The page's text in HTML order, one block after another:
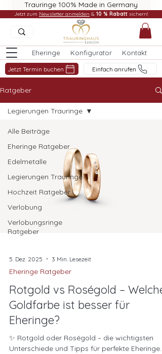
Trauringe 100% Made in Germany
Eheringe Konfigurator Kontakt
Jetzt Termin buchen Einfach anrufen
Jetzt zum Newsletter anmelden & 10 % Rabatt sichern!
Ratgeber
Alle Beiträge
Eheringe Ratgeber
Edelmetalle
Legierungen Trauringe
Hochzeit Ratgeber
Verlobung
Verlobungsringe
Ratgeber
Legierungen Trauringe
5. Dez. 2025 3 Min. Lesezeit
Eheringe Ratgeber
Rotgold vs Roségold – Welche
Goldfarbe ist besser für
Eheringe?
✨ Rotgold oder Roségold – die wichtigsten
Unterschiede und Tipps für perfekte Eheringe.